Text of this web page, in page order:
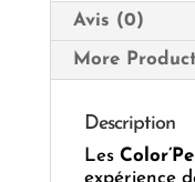
183213)
Avis (0)
More
Description
Les